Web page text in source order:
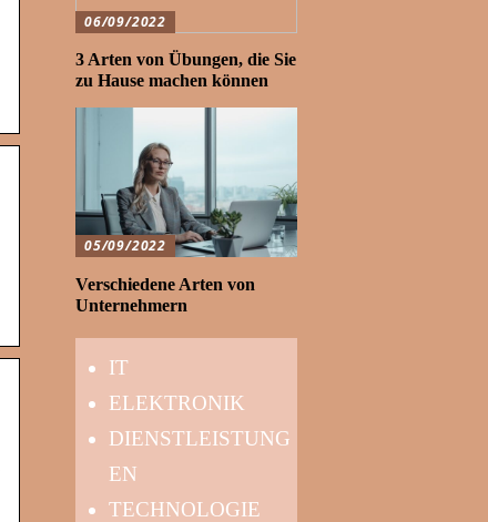
06/09/2022
3 Arten von Übungen, die Sie
zu Hause machen können
05/09/2022
Verschiedene Arten von
Unternehmern
IT
ELEKTRONIK
DIENSTLEISTUNG
EN
TECHNOLOGIE